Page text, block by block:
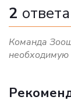
гидролизат
хелатной
ДОБАВКИ (В 1
Питательные
СОДЕРЖАНИЕ
2 ответа
Команда
необходимую